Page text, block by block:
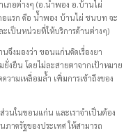
ภอต่างๆ (อ.น้ำพอง อ.บ้านไผ่
อแรก คือ น้ำพอง บ้านไผ่ ชนบท จะ
เป็นหน่วยที่ให้บริการด้านต่างๆ)
จึงมองว่า ขอนแก่นคิดเรื่องยา
งยืน โดยไม่ละสายตาจากเป้าหมาย
ามเหลื่อมล้ำ เพิ่มการเข้าถึงของ
วนในขอนแก่น และเราจำเป็นต้อง
ครัฐของประเทศ ให้สามารถ